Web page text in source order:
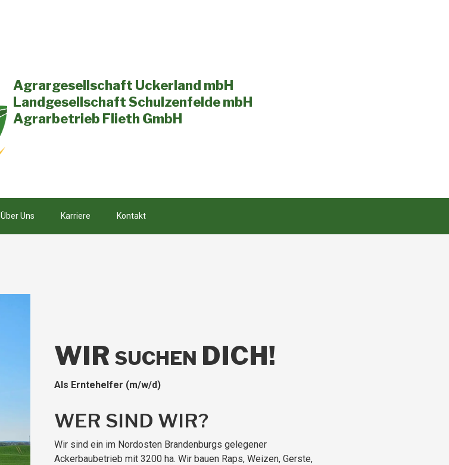
Agrargesellschaft Uckerland mbH
Landgesellschaft Schulzenfelde mbH
Agrarbetrieb Flieth GmbH
Über Uns Karriere Kontakt
WIR SUCHEN DICH!
Als Erntehelfer (m/w/d)
WER SIND WIR?
Wir sind ein im Nordosten Brandenburgs gelegener
Ackerbaubetrieb mit 3200 ha. Wir bauen Raps, Weizen, Gerste,